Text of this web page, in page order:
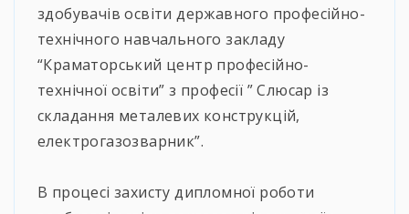
здобувачів освіти державного професійно-
технічного навчального закладу
“Краматорський центр професійно-
технічної освіти” з професії ” Слюсар із
складання металевих конструкцій,
електрогазозварник”.
В процесі захисту дипломної роботи